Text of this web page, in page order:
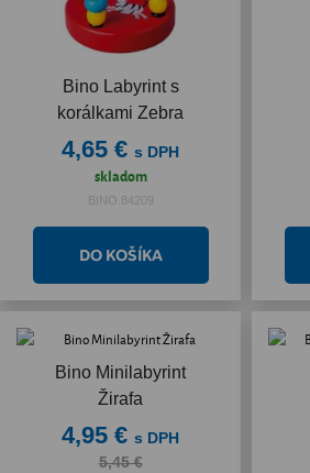
Bino Labyrint s
korálkami Zebra
4,65 € s DPH
skladom
BINO.84209
Bino Minilabyrint
Žirafa
4,95 € s DPH
5,45 €